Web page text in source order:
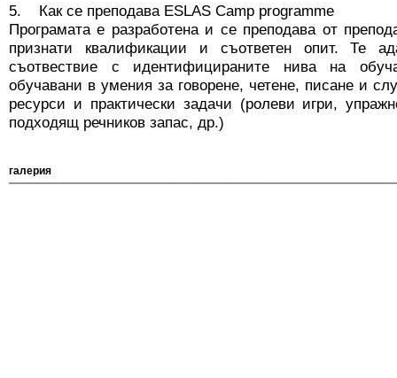
5. Как се преподава ESLAS Camp programme
Програмата е разработена и се преподава от
признати квалификации и съответен опит. Те
съотвествие с идентифицираните нива на
обучавани в умения за говорене, четене, писане и
ресурси и практически задачи (ролеви игри,
подходящ речников запас, др.)
галерия